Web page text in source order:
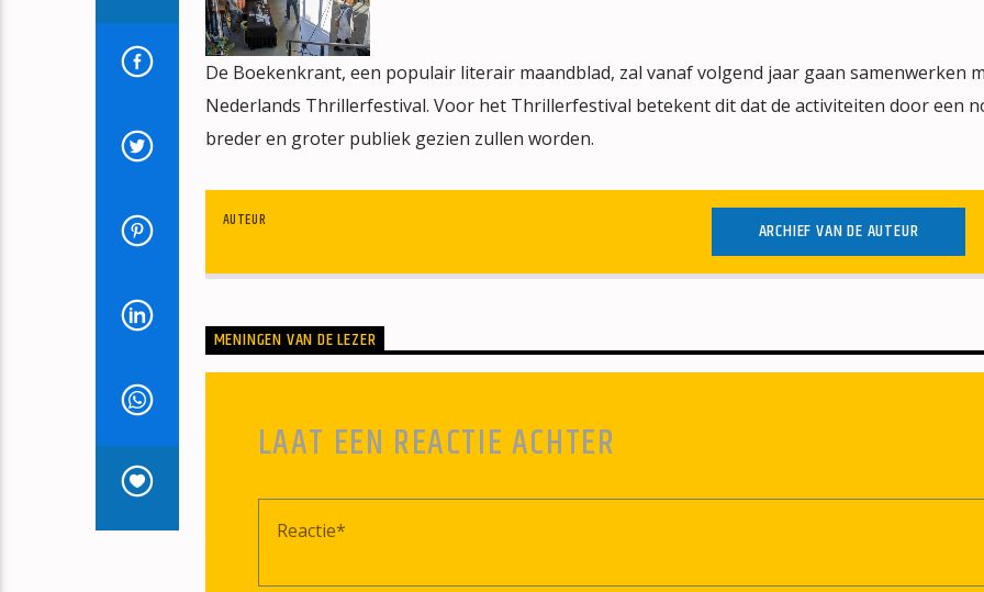
De Boekenkrant, een populair literair maandblad, zal vanaf volgend jaar gaan samenwerken
Nederlands Thrillerfestival. Voor het Thrillerfestival betekent dit dat de activiteiten door een
breder en groter publiek gezien zullen worden.
AUTEUR ARCHIEF VAN DE AUTEUR
MENINGEN VAN DE LEZER
LAAT EEN REACTIE ACHTER